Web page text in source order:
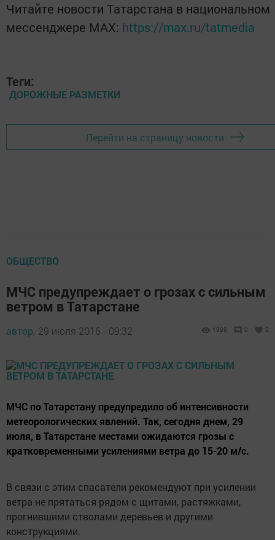
Читайте новости Татарстана в национальном
мессенджере MАХ: https://max.ru/tatmedia
Теги:
ДОРОЖНЫЕ РАЗМЕТКИ
Перейти на страницу новости
ОБЩЕСТВО
МЧС предупреждает о грозах с сильным
ветром в Татарстане
автор, 29 июля 2016 - 09:32 1398 0 0
МЧС по Татарстану предупредило об интенсивности
метеорологических явлений. Так, сегодня днем, 29
июля, в Татарстане местами ожидаются грозы с
кратковременными усилениями ветра до 15-20 м/с.
В связи с этим спасатели рекомендуют при усилении
ветра не прятаться рядом с щитами, растяжками,
прогнившими стволами деревьев и другими
конструкциями.